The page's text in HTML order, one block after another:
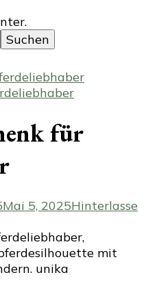
für
Mai 5, 2025Hinterlasse